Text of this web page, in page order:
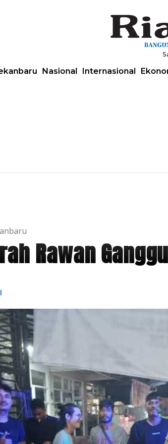
Nasional Internasional
Rawan